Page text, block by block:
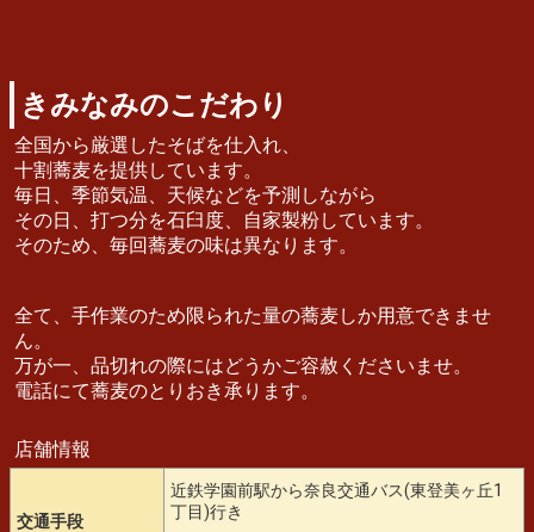
きみなみのこだわり
全国から厳選したそばを仕入れ、
十割蕎麦を提供しています。
毎日、季節気温、天候などを予測しながら
その日、打つ分を石臼度、自家製粉しています。
そのため、毎回蕎麦の味は異なります。
全て、手作業のため限られた量の蕎麦しか用意できませ
ん。
万が一、品切れの際にはどうかご容赦くださいませ。
電話にて蕎麦のとりおき承ります。
店舗情報
交通手段
近鉄学園前駅から奈良交通バス(東登美ヶ丘1
丁目)行き